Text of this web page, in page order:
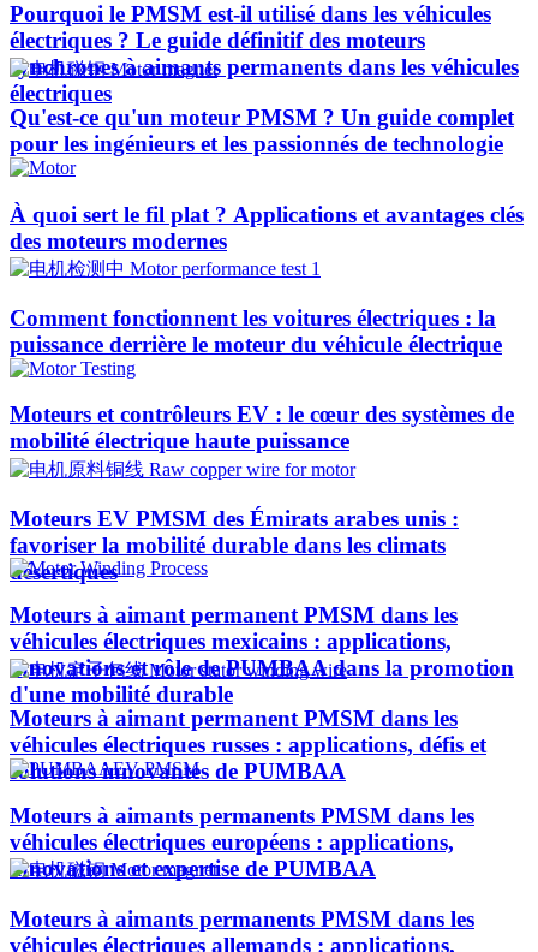
Pourquoi le PMSM est-il utilisé dans les véhicules
électriques ? Le guide définitif des moteurs
synchrones à aimants permanents dans les véhicules
électriques
Qu'est-ce qu'un moteur PMSM ? Un guide complet
pour les ingénieurs et les passionnés de technologie
À quoi sert le fil plat ? Applications et avantages clés
des moteurs modernes
Comment fonctionnent les voitures électriques : la
puissance derrière le moteur du véhicule électrique
Moteurs et contrôleurs EV : le cœur des systèmes de
mobilité électrique haute puissance
Moteurs EV PMSM des Émirats arabes unis :
favoriser la mobilité durable dans les climats
désertiques
Moteurs à aimant permanent PMSM dans les
véhicules électriques mexicains : applications,
innovations et rôle de PUMBAA dans la promotion
d'une mobilité durable
Moteurs à aimant permanent PMSM dans les
véhicules électriques russes : applications, défis et
solutions innovantes de PUMBAA
Moteurs à aimants permanents PMSM dans les
véhicules électriques européens : applications,
innovations et expertise de PUMBAA
Moteurs à aimants permanents PMSM dans les
véhicules électriques allemands : applications,